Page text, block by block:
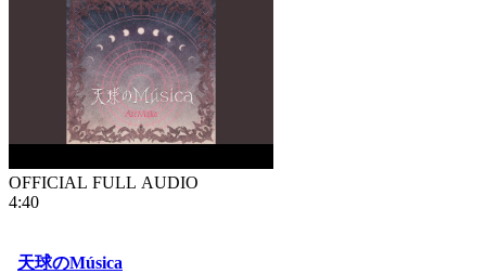
OFFICIAL FULL AUDIO
4:40
天球のMúsica